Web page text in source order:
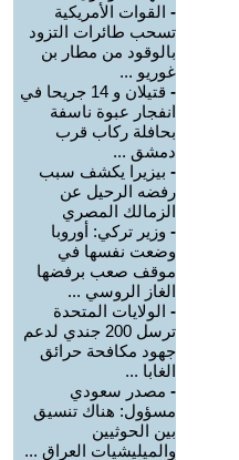
- القوات الأمريكية
تسحب طائرات التزود
بالوقود من مطار بن
غوريو ...
-
قتيلان و 14 جريحا في
انفجار عبوة ناسفة
بحافلة ركاب قرب
دمشق ...
- بيزيرا يكشف سبب
رفضه الرحيل عن
الزمالك المصري
- وزير تركي: أوروبا
وضعت نفسها في
موقف صعب برفضها
الغاز الروسي ...
- الولايات المتحدة
ترسل 200 جندي لدعم
جهود مكافحة حرائق
الغابا ...
- مصدر سعودي
مسؤول: هناك تنسيق
بين الحوثيين
والميليشيات العراق ...